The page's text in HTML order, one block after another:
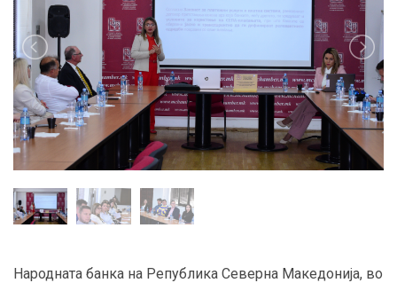
Народната банка на Република Северна Македонија, во